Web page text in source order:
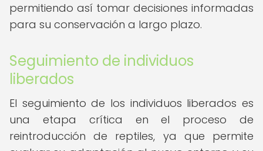
permitiendo así tomar decisiones informadas
para su conservación a largo plazo.
Seguimiento de individuos
liberados
El seguimiento de los individuos liberados es
una etapa crítica en el proceso de
reintroducción de reptiles, ya que permite